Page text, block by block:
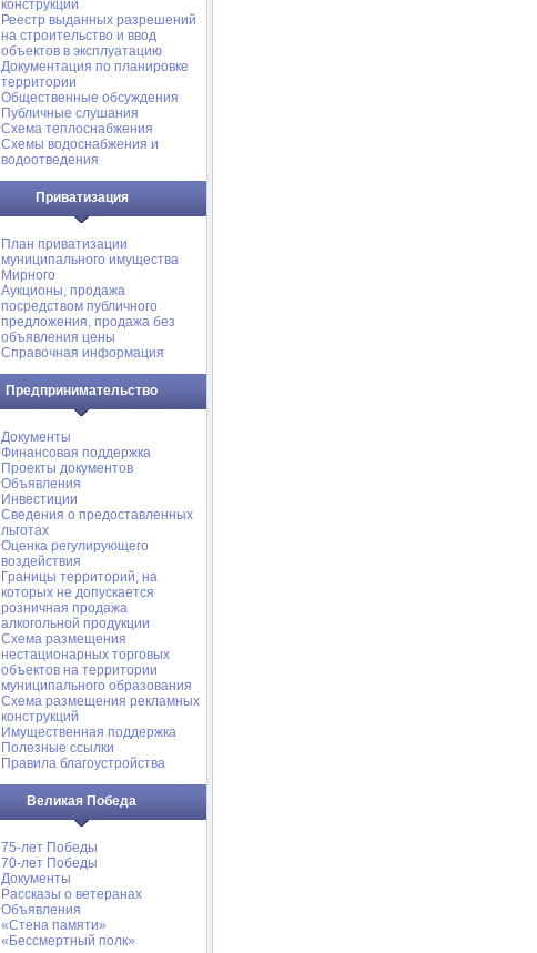
конструкций
Реестр выданных разрешений
на строительство и ввод
объектов в эксплуатацию
Документация по планировке
территории
Общественные обсуждения
Публичные слушания
Схема теплоснабжения
Схемы водоснабжения и
водоотведения
Приватизация
План приватизации
муниципального имущества
Мирного
Аукционы, продажа
посредством публичного
предложения, продажа без
объявления цены
Справочная информация
Предпринимательство
Документы
Финансовая поддержка
Проекты документов
Объявления
Инвестиции
Сведения о предоставленных
льготах
Оценка регулирующего
воздействия
Границы территорий, на
которых не допускается
розничная продажа
алкогольной продукции
Схема размещения
нестационарных торговых
объектов на территории
муниципального образования
Схема размещения рекламных
конструкций
Имущественная поддержка
Полезные ссылки
Правила благоустройства
Великая Победа
75-лет Победы
70-лет Победы
Документы
Рассказы о ветеранах
Объявления
«Стена памяти»
«Бессмертный полк»